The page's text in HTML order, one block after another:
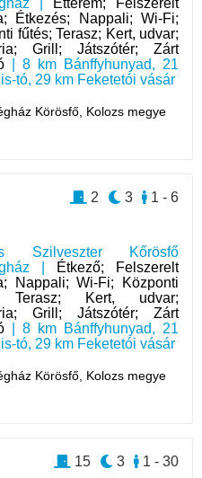
|
Étterem; Felszerelt
Étkezés; Nappali; Wi-Fi;
fűtés; Terasz; Kert, udvar;
Grill; Játszótér; Zárt
| 8 km Bánffyhunyad, 21
tó, 29 km Feketetói vásár
Körösfő, Kolozs megye
Szilveszter Kőrösfő
|
Étkező; Felszerelt
Nappali; Wi-Fi; Központi
Terasz; Kert, udvar;
Grill; Játszótér; Zárt
| 8 km Bánffyhunyad, 21
tó, 29 km Feketetói vásár
Körösfő, Kolozs megye
1 - 6
3
2
1 - 30
3
15